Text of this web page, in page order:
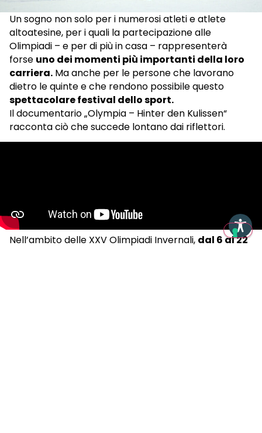
Un sogno non solo per i numerosi atleti e atlete
altoatesine, per i quali la partecipazione alle
Olimpiadi – e per di più in casa – rappresenterà
forse uno dei momenti più importanti della loro
carriera. Ma anche per le persone che lavorano
dietro le quinte e che rendono possibile questo
spettacolare festival dello sport.
Il documentario „Olympia – Hinter den Kulissen“
racconta ciò che succede lontano dai riflettori.
Nell’ambito delle XXV Olimpiadi Invernali, dal 6 al 22